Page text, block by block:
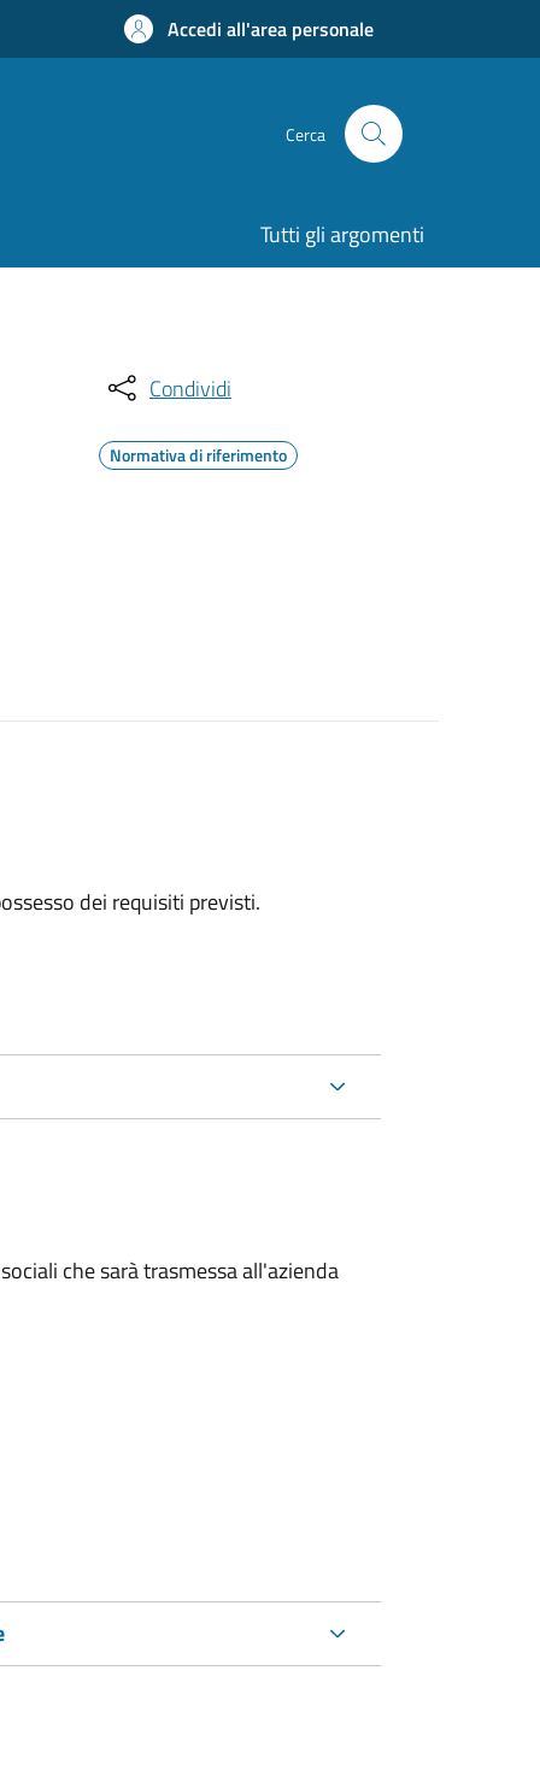
Accedi all'area personale
Cerca
Tutti gli argomenti
Condividi
Normativa di riferimento
dei requisiti previsti.
che sarà trasmessa all'azienda